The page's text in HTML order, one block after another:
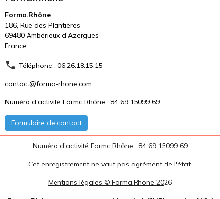
Forma.Rhône
186, Rue des Plantières
69480 Ambérieux d'Azergues
France
Téléphone : 06.26.18.15.15
contact@forma-rhone.com
Numéro d'activité Forma.Rhône : 84 69 15099 69
Formulaire de contact
Numéro d'activité Forma.Rhône : 84 69 15099 69
Cet enregistrement ne vaut pas agrément de l'état.
Mentions légales © Forma.Rhone 2026